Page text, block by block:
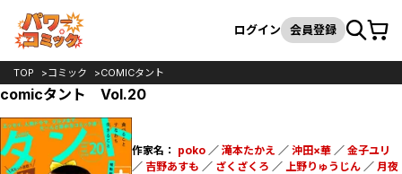
検索
ログイン 会員登録カート
TOP コミック COMICタント
comicタント Vol.20
作家名： poko／ 滝本たかえ ／ 沖田×華／ 金子ユリ
／ 吉野あすも ／ ざくざくろ ／ 上野りゅうじん／ 月夜